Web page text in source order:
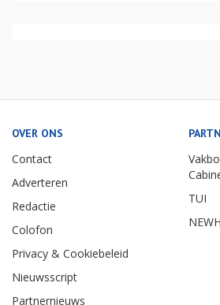
OVER ONS
Contact
Adverteren
Redactie
Colofon
Privacy & Cookiebeleid
Nieuwsscript
Partnernieuws
TUI